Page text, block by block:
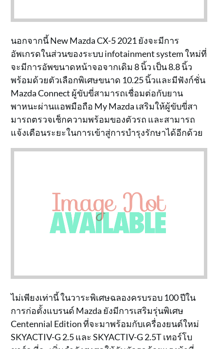
นอกจากนี้ New Mazda CX-5 2021 ยังจะมีการ
อัพเกรดในส่วนของระบบ infotainment system ใหม่ที่
จะมีการอัพขนาดหน้าจอจากเดิม 8 นิ้ว เป็น 8.8 นิ้ว
พร้อมด้วยตัวเลือกพิเศษขนาด 10.25 นิ้วและมีฟังก์ชั่น
Mazda Connect ผู้ขับขี่สามารถเชื่อมต่อกับยาน
พาหนะผ่านแอพมือถือ My Mazda เสริมให้ผู้ขับขี่สา
มารถตรวจเช็กความพร้อมของตัวรถ และสามารถ
แจ้งเตือนระยะในการเข้าสู่การบำรุงรักษาได้อีกด้วย
ไม่เพียงเท่านี้ ในวาระพิเศษฉลองครบรอบ 100 ปีใน
การก่อตั้งแบรนด์ Mazda ยังมีการเสริมรุ่นพิเศษ
Centennial Edition ที่จะมาพร้อมกับเครื่องยนต์ใหม่
SKYACTIV-G 2.5 และ SKYACTIV-G 2.5T เทอร์โบ